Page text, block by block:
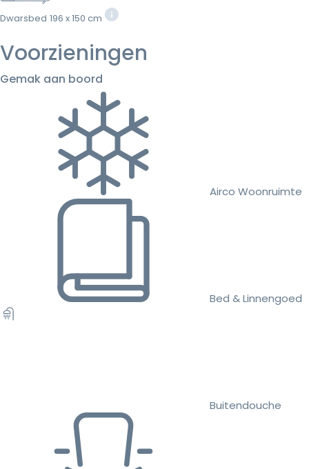
Dwarsbed 196 x 150 cm
Voorzieningen
Gemak aan boord
Airco Woonruimte
Bed & Linnengoed
Buitendouche